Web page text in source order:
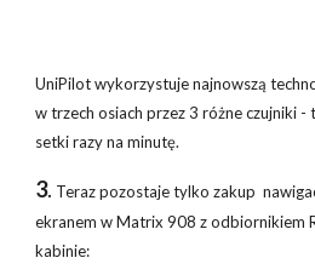
UniPilot wykorzystuje najnowszą
w trzech osiach przez 3 różne czujniki
setki razy na minutę.
3. Teraz pozostaje tylkozakup
ekranem w Matrix908 z odbiornikiem
kabinie: